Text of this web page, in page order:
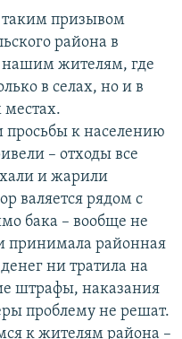
таким призывом
района в
нашим жителям, где
в селах, но и в
к населению
– отходы все
и жарили
валяется рядом с
бака – вообще не
принимала районная
ни тратила на
штрафы, наказания
проблему не решат.
к жителям района –